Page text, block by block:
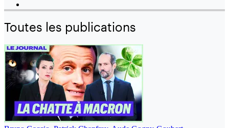
Toutes les publications